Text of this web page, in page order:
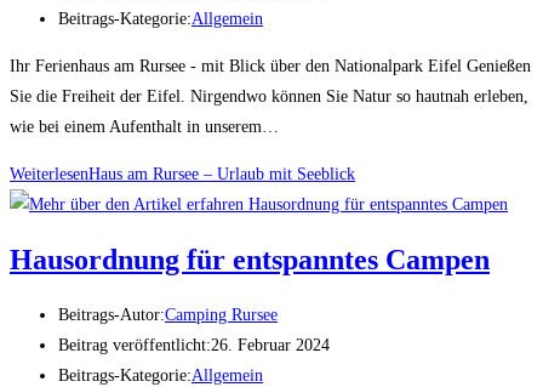
Beitrags-Kategorie:Allgemein
Ihr Ferienhaus am Rursee - mit Blick über den Nationalpark Eifel Genießen
Sie die Freiheit der Eifel. Nirgendwo können Sie Natur so hautnah erleben,
wie bei einem Aufenthalt in unserem…
WeiterlesenHaus am Rursee – Urlaub mit Seeblick
Hausordnung für entspanntes Campen
Beitrags-Autor:Camping Rursee
Beitrag veröffentlicht:26. Februar 2024
Beitrags-Kategorie:Allgemein